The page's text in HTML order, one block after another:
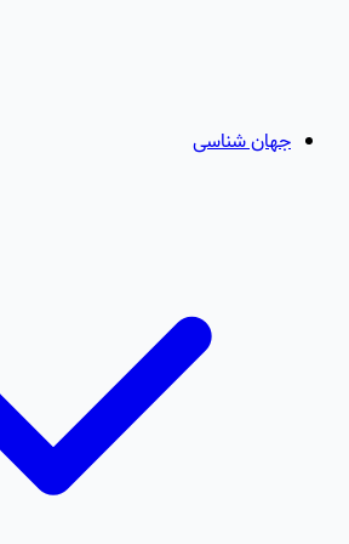
جهان شناسی